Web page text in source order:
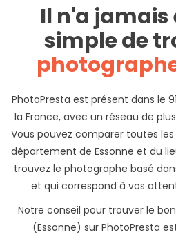
Il n'a jamais
simple de
PhotoPresta est présent dans le
la France, avec un réseau de
Vous pouvez comparer toutes
département de Essonne et du
trouvez le photographe basé
et qui correspond à vos
Notre conseil pour trouver le
(Essonne) sur PhotoPresta